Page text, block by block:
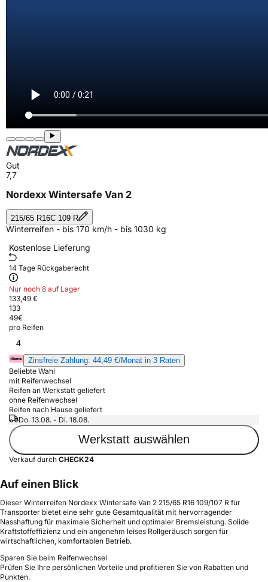
Gut
7,7
Nordexx Wintersafe Van 2
215/65 R16C 109 R
Winterreifen - bis 170 km/h - bis 1030 kg
Kostenlose Lieferung
14 Tage Rückgaberecht
Nur noch 8 auf Lager
133,49 €
133
49€
pro Reifen
4
Zinsfreie Zahlung: 44,49 €/Monat in 3 Raten
Beliebte Wahl
mit Reifenwechsel
Reifen an Werkstatt geliefert
ohne Reifenwechsel
Reifen nach Hause geliefert
Do. 13.08. - Di. 18.08.
Werkstatt auswählen
Verkauf durch CHECK24
Auf einen Blick
Dieser Winterreifen Nordexx Wintersafe Van 2 215/65 R16 109/107 R für
Transporter bietet eine sehr gute Gesamtqualität mit hervorragender
Nasshaftung für maximale Sicherheit und optimaler Bremsleistung. Solide
Kraftstoffeffizienz und ein angenehm leises Rollgeräusch sorgen für
wirtschaftlichen, komfortablen Betrieb.
Sparen Sie beim Reifenwechsel
Prüfen Sie Ihre persönlichen Vorteile und profitieren Sie von Rabatten und
Punkten.